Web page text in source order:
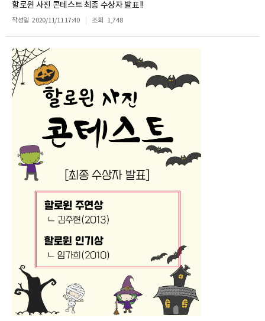
할로윈 사진 콘테스트 최종 수상자 발표!!
작성일 2020/11/11 17:40 조회 1,748